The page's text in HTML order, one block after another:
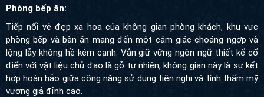
phòng bếp và bàn ăn mang đến một cảm giác choáng ngợp và
lộng lẫy không hề kém cạnh. Vẫn giữ vững ngôn ngữ thiết kế cổ
điển với vật liệu chủ đạo là gỗ tự nhiên, không gian này là sự kết
hợp hoàn hảo giữa công năng sử dụng tiện nghi và tính thẩm mỹ
vương giả đỉnh cao.